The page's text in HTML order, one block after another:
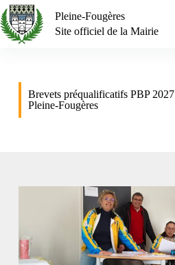
Pleine-Fougères
Site officiel de la Mairie
Brevets préqualificatifs PBP
Pleine-Fougères